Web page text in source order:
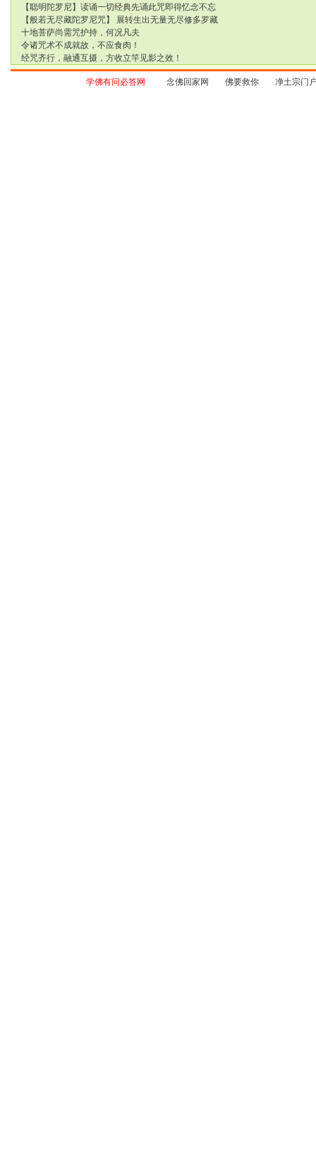
【聪明陀罗尼】读诵一切经典先诵此咒即得忆念不忘
【般若无尽藏陀罗尼咒】 展转生出无量无尽修多罗藏
十地菩萨尚需咒护持，何况凡夫
令诸咒术不成就故，不应食肉！
经咒齐行，融通互摄，方收立竿见影之效！
学佛有问必答网 念佛回家网 佛要救你 净土宗门